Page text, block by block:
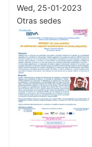
Wed, 25-01-2023
Otras sedes